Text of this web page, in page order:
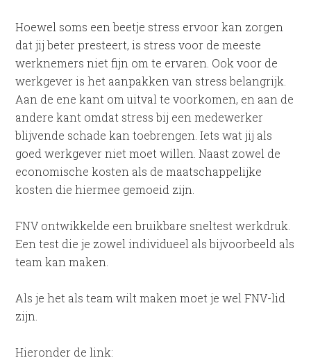
Hoewel soms een beetje stress ervoor kan zorgen
dat jij beter presteert, is stress voor de meeste
werknemers niet fijn om te ervaren. Ook voor de
werkgever is het aanpakken van stress belangrijk.
Aan de ene kant om uitval te voorkomen, en aan de
andere kant omdat stress bij een medewerker
blijvende schade kan toebrengen. Iets wat jij als
goed werkgever niet moet willen. Naast zowel de
economische kosten als de maatschappelijke
kosten die hiermee gemoeid zijn.
FNV ontwikkelde een bruikbare sneltest werkdruk.
Een test die je zowel individueel als bijvoorbeeld als
team kan maken.
Als je het als team wilt maken moet je wel FNV-lid
zijn.
Hieronder de link: